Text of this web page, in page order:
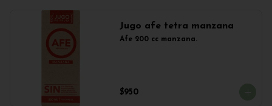
Jugo afe tetra manzana
Afe 200 cc manzana.
$950